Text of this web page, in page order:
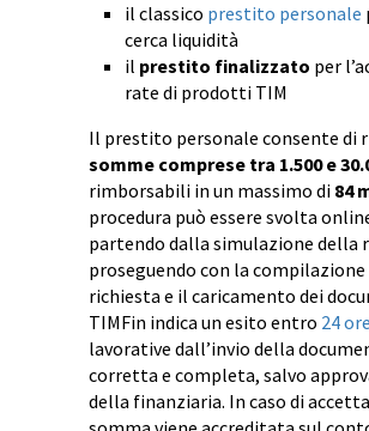
il classico prestito personale
cerca liquidità
il prestito finalizzato per
rate di prodotti TIM
Il prestito personale consente di
somme comprese tra 1.500 e
rimborsabili in un massimo di 84
procedura può essere svolta
partendo dalla simulazione della
proseguendo con la
richiesta e il caricamento dei
TIMFin indica un esito entro 24 ore
lavorative dall’invio della
corretta e completa, salvo
della finanziaria. In caso di